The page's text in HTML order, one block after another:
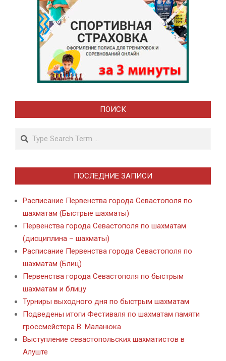
ПОИСК
Search
ПОСЛЕДНИЕ ЗАПИСИ
Расписание Первенства города Севастополя по
шахматам (Быстрые шахматы)
Первенства города Севастополя по шахматам
(дисциплина – шахматы)
Расписание Первенства города Севастополя по
шахматам (Блиц)
Первенства города Севастополя по быстрым
шахматам и блицу
Турниры выходного дня по быстрым шахматам
Подведены итоги Фестиваля по шахматам памяти
гроссмейстера В. Маланюка
Выступление севастопольских шахматистов в
Алуште